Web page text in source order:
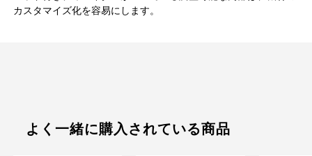
カスタマイズ化を容易にします。
よく一緒に購入されている商品